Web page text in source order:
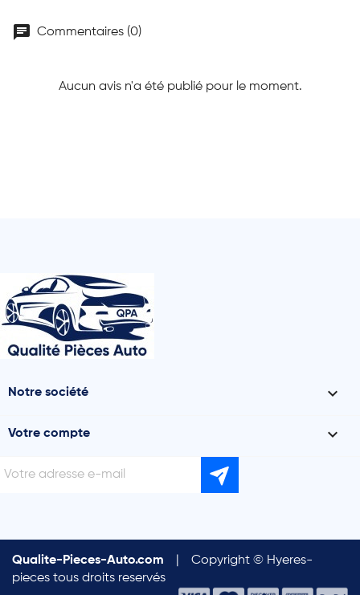
chat Commentaires (0)
Aucun avis n'a été publié pour le moment.
Notre société 
Votre compte 
Qualite-Pieces-Auto.com
Copyright © Hyeres-
pieces tous droits reservés